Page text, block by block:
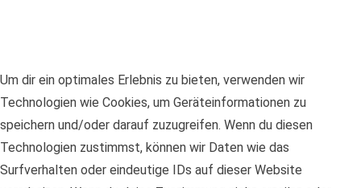
Um dir ein optimales Erlebnis zu bieten, verwenden wir
Technologien wie Cookies, um Geräteinformationen zu
speichern und/oder darauf zuzugreifen. Wenn du diesen
Technologien zustimmst, können wir Daten wie das
Surfverhalten oder eindeutige IDs auf dieser Website